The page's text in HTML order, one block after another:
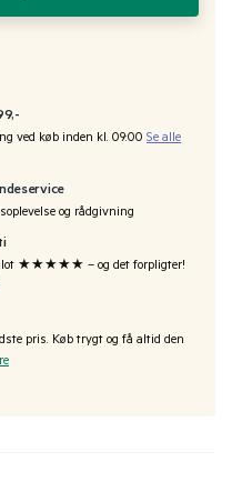
ved køb inden kl. 09:00 Se alle
og rådgivning
★★★★★ – og det forpligter!
pris. Køb trygt og få altid den